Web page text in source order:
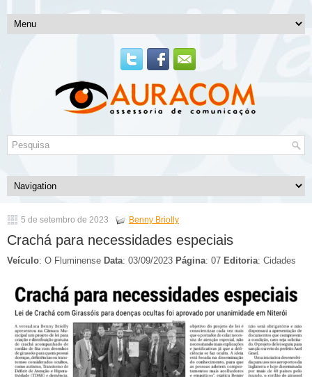
5 de setembro de 2023 Benny Briolly
Crachá para necessidades especiais
Veículo: O Fluminense Data: 03/09/2023 Página: 07 Editoria: Cidades